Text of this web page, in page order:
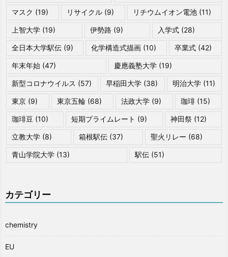
マスク (19) リサイクル (9) リチウムイオン電池(11)
上智大学 (19) 伊勢路 (9) 入学式 (28)
全日本大学駅伝 (9) 化学構造式描画 (10) 卒業式(42)
年末年始 (47) 慶應義塾大学(19)
新型コロナウイルス (57) 早稲田大学 (38) 明治大学(11)
東京 (9) 東京五輪 (68) 法政大学 (9) 珈琲 (15)
珈琲豆 (10) 短期プライムレート (9) 神田祭(12)
立教大学 (8) 箱根駅伝 (37) 聖火リレー (68)
青山学院大学 (13) 駅伝 (51)
カテゴリー
chemistry
EU